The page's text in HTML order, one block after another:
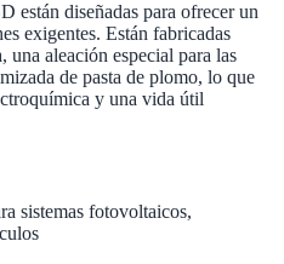
están diseñadas para ofrecer un
exigentes. Están fabricadas
una aleación especial para las
de pasta de plomo, lo que
y una vida útil
sistemas fotovoltaicos,